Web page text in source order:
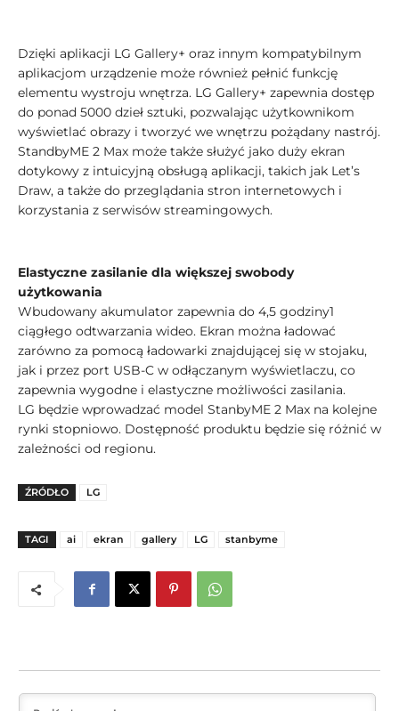
Dzięki aplikacji LG Gallery+ oraz innym kompatybilnym
aplikacjom urządzenie może również pełnić funkcję
elementu wystroju wnętrza. LG Gallery+ zapewnia dostęp
do ponad 5000 dzieł sztuki, pozwalając użytkownikom
wyświetlać obrazy i tworzyć we wnętrzu pożądany nastrój.
StandbyME 2 Max może także służyć jako duży ekran
dotykowy z intuicyjną obsługą aplikacji, takich jak Let’s
Draw, a także do przeglądania stron internetowych i
korzystania z serwisów streamingowych.
Elastyczne zasilanie dla większej swobody
użytkowania
Wbudowany akumulator zapewnia do 4,5 godziny1
ciągłego odtwarzania wideo. Ekran można ładować
zarówno za pomocą ładowarki znajdującej się w stojaku,
jak i przez port USB-C w odłączanym wyświetlaczu, co
zapewnia wygodne i elastyczne możliwości zasilania.
LG będzie wprowadzać model StanbyME 2 Max na kolejne
rynki stopniowo. Dostępność produktu będzie się różnić w
zależności od regionu.
ŹRÓDŁO LG
TAGI ai ekran gallery LG stanbyme